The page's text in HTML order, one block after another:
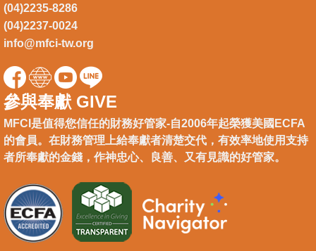
(04)2235-8286
(04)2237-0024
info@mfci-tw.org
參與奉獻 GIVE
MFCI是值得您信任的財務好管家-自2006年起榮獲美國ECFA
的會員。在財務管理上給奉獻者清楚交代，有效率地使用支持
者所奉獻的金錢，作神忠心、良善、又有見識的好管家。